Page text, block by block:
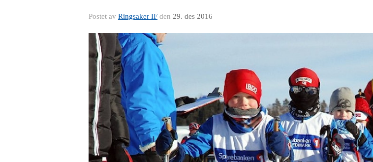
Postet av Ringsaker IF den 29. des 2016